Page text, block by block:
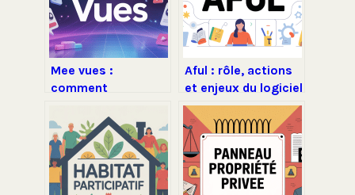
Mee vues :
comment
plateforme et
comment en
profiter
Aful : rôle, actions
et enjeux du logiciel
libre en france